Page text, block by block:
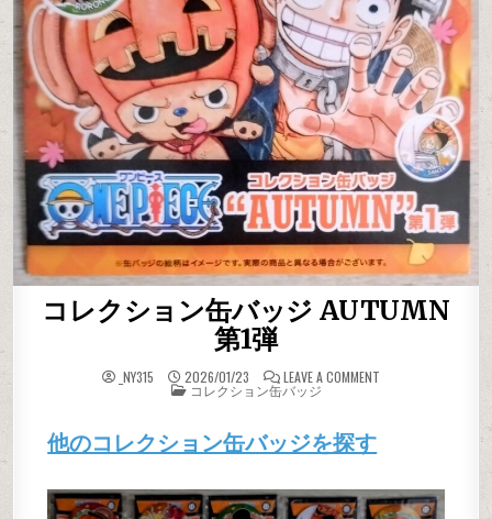
コレクション缶バッジ AUTUMN
第1弾
_NY315 2026/01/23 LEAVE A COMMENTON コレクション缶
POSTED IN
コレクション缶バッジ
他のコレクション缶バッジを探す